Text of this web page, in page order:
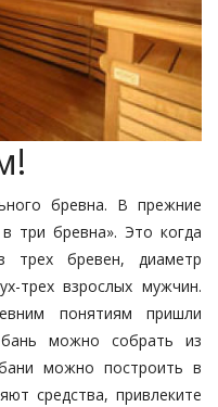
бревна. В прежние
три бревна». Это когда
трех бревен, диаметр
трех взрослых мужчин.
понятиям пришли
можно собрать из
можно построить в
средства, привлеките